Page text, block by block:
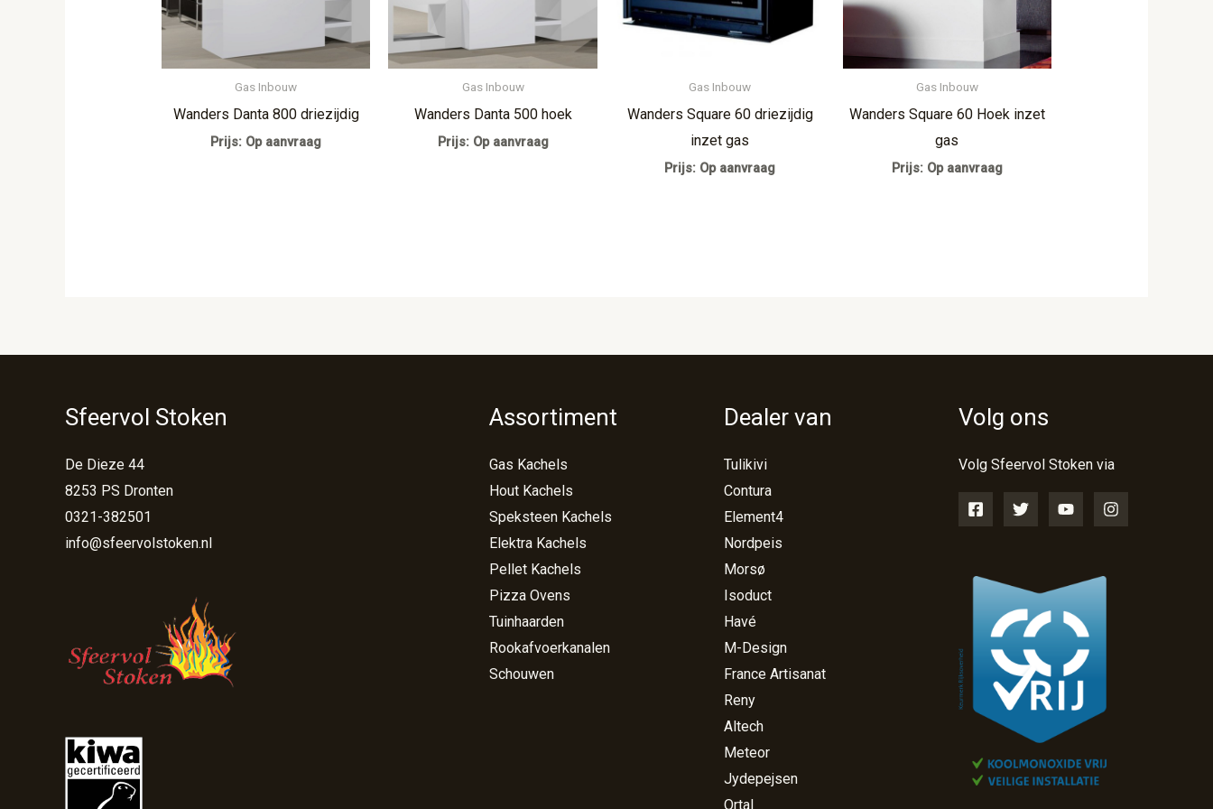
Gas Inbouw
Wanders Danta 800 driezijdig
Prijs: Op aanvraag
Gas Inbouw
Wanders Danta 500 hoek
Prijs: Op aanvraag
Gas Inbouw
Wanders Square 60 driezijdig
inzet gas
Prijs: Op aanvraag
Gas Inbouw
Wanders Square 60 Hoek inzet
gas
Prijs: Op aanvraag
Sfeervol Stoken
De Dieze 44
8253 PS Dronten
0321-382501
info@sfeervolstoken.nl
Assortiment
Gas Kachels
Hout Kachels
Speksteen Kachels
Elektra Kachels
Pellet Kachels
Pizza Ovens
Tuinhaarden
Rookafvoerkanalen
Schouwen
Dealer van
Tulikivi
Contura
Element4
Nordpeis
Morsø
Isoduct
Havé
M-Design
France Artisanat
Reny
Altech
Meteor
Jydepejsen
Ortal
Volg ons
Volg Sfeervol Stoken via